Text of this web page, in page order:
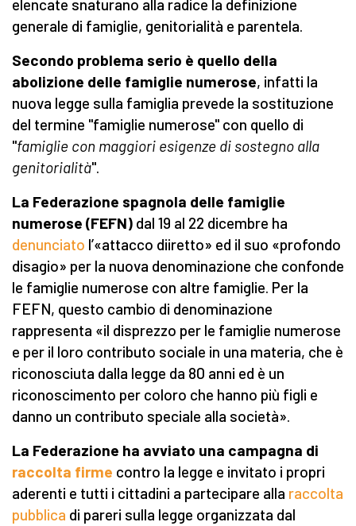
elencate snaturano alla radice la definizione
generale di famiglie, genitorialità e parentela.
Secondo problema serio è quello della
abolizione delle famiglie numerose, infatti la
nuova legge sulla famiglia prevede la sostituzione
del termine "famiglie numerose" con quello di
"famiglie con maggiori esigenze di sostegno alla
genitorialità".
La Federazione spagnola delle famiglie
numerose (FEFN) dal 19 al 22 dicembre ha
denunciato l’«attacco diiretto» ed il suo «profondo
disagio» per la nuova denominazione che confonde
le famiglie numerose con altre famiglie. Per la
FEFN, questo cambio di denominazione
rappresenta «il disprezzo per le famiglie numerose
e per il loro contributo sociale in una materia, che è
riconosciuta dalla legge da 80 anni ed è un
riconoscimento per coloro che hanno più figli e
danno un contributo speciale alla società».
La Federazione ha avviato una campagna di
raccolta firme contro la legge e invitato i propri
aderenti e tutti i cittadini a partecipare alla raccolta
pubblica di pareri sulla legge organizzata dal